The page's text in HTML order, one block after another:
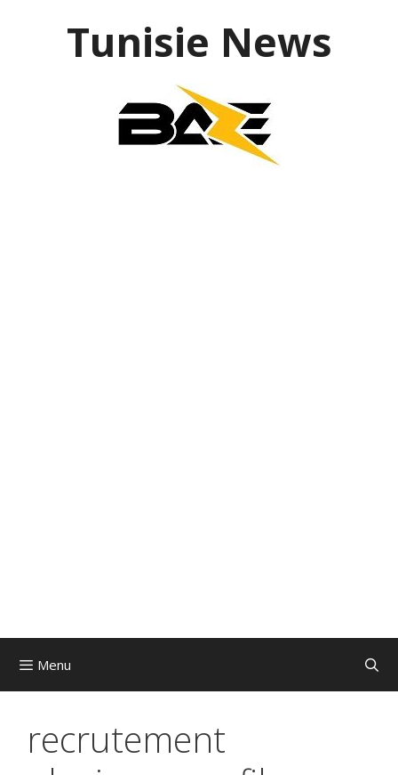
Tunisie News
Menu
recrutement